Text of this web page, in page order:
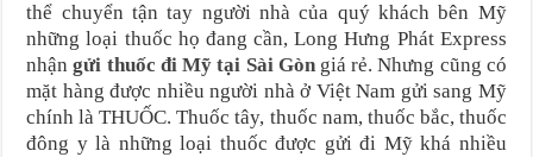
thể chuyển tận tay người nhà của quý khách bên Mỹ
những loại thuốc họ đang cần, Long Hưng Phát Express
nhậngửi thuốc đi Mỹ tại Sài Gòngiá rẻ. Nhưng cũng có
mặt hàng được nhiều người nhà ở Việt Nam gửi sang Mỹ
chính là THUỐC. Thuốc tây, thuốc nam, thuốc bắc, thuốc
đông y là những loại thuốc được gửi đi Mỹ khá nhiều